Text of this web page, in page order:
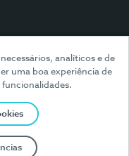
analíticos e de
uma boa experiência de
funcionalidades.